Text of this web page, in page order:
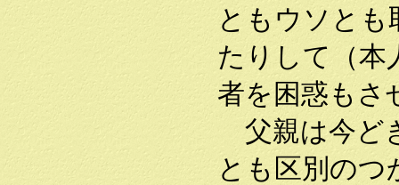
ともウソと
たりして（本
者を困惑もさ
父親は今ど
とも区別のつ